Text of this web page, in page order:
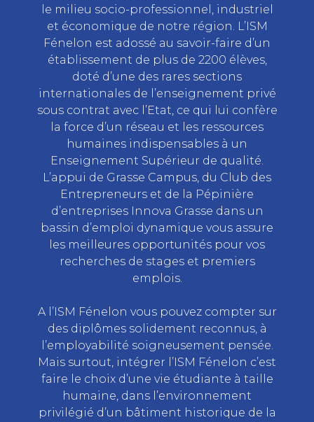
le milieu socio-professionnel, industriel
et économique de notre région. L’ISM
Fénelon est adossé au savoir-faire d’un
établissement de plus de 2200 élèves,
doté d’une des rares sections
internationales de l’enseignement privé
sous contrat avec l’Etat, ce qui lui confère
la force d’un réseau et les ressources
humaines indispensables à un
Enseignement Supérieur de qualité.
L’appui de Grasse Campus, du Club des
Entrepreneurs et de la Pépinière
d’entreprises Innova Grasse dans un
bassin d’emploi dynamique vous assure
les meilleures opportunités pour vos
recherches de stages et premiers
emplois.
A l’ISM Fénelon vous pouvez compter sur
des diplômes solidement reconnus, à
l’employabilité soigneusement pensée.
Mais surtout, intégrer l’ISM Fénelon c’est
faire le choix d’une vie étudiante à taille
humaine, dans l’environnement
privilégié d’un bâtiment historique de la